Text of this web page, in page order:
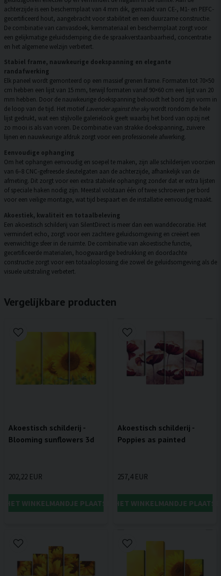
achterzijde is een beschermplaat van 4 mm dik, gemaakt van CE-, M1- en PEFC-
gecertificeerd hout, aangebracht voor stabiliteit en een duurzame constructie.
De combinatie van canvasdoek, kernmateriaal en beschermplaat zorgt voor
een gelijkmatige geluidsdemping die de spraakverstaanbaarheid, concentratie
en het algemene welzijn verbetert.
Stabiel frame, nauwkeurige doekspanning en elegante
randafwerking
Elk paneel wordt gemonteerd op een massief grenen frame. Formaten tot 70×50
cm hebben een lijst van 15 mm, terwijl formaten vanaf 90×60 cm een lijst van 20
mm hebben. Door de nauwkeurige doekspanning behoudt het bord zijn vorm in
de loop van de tijd. Het motief Lavender against the skywordt rondom de hele
lijst gedrukt, wat een stijlvolle galerielook geeft waarbij het bord van opzij net
zo mooi is als van voren. De combinatie van strakke doekspanning, zuivere
lijnen en nauwkeurige afdruk zorgt voor een professionele afwerking.
Eenvoudige ophanging
Om het ophangen eenvoudig en soepel te maken, zijn alle schilderijen voorzien
van 6–8 CNC-gefreesde sleutelgaten aan de achterzijde, afhankelijk van de
afmeting. Dit zorgt voor een extra stabiele ophanging zonder dat er extra lijsten
of speciale haken nodig zijn. Meestal volstaan één of twee schroeven per bord
voor een veilige montage, wat tijd bespaart en de installatie eenvoudig maakt.
Akoestiek, kwaliteit en totaalbeleving
Een akoestisch schilderij van SilentDirect is meer dan een wanddecoratie. Het
vermindert echo, zorgt voor een zachtere geluidsomgeving en creëert een
evenwichtige sfeer in de ruimte. De combinatie van akoestische functie,
gecertificeerde materialen, hoogwaardige bedrukking en doordachte
constructie zorgt voor een totaaloplossing die zowel de geluidsomgeving als de
visuele uitstraling verbetert.
Vergelijkbare producten
Akoestisch schilderij -
Blooming sunflowers 3d
202,22 EUR
HET WINKELMANDJE PLAATSEN
Akoestisch schilderij -
Poppies as painted
257,4 EUR
IN HET WINKELMANDJE